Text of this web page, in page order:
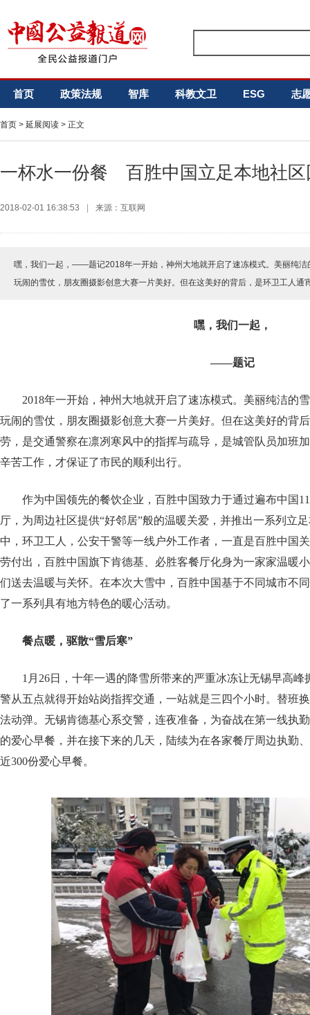
首页 政策法规 智库 科教文卫 ESG 志
首页 > 延展阅读 > 正文
一杯水一份餐 百胜中国立足本地社区
2018-02-01 16:38:53 来源：互联网
嘿，我们一起，——题记2018年一开始，神州大地就开启了速冻模式。美丽纯洁
玩闹的雪仗，朋友圈摄影创意大赛一片美好。但在这美好的背后，是环卫工人通
嘿，我们一起，
——题记
2018年一开始，神州大地就开启了速冻模式。美丽纯洁的
玩闹的雪仗，朋友圈摄影创意大赛一片美好。但在这美好的背
劳，是交通警察在凛冽寒风中的指挥与疏导，是城管队员加班
辛苦工作，才保证了市民的顺利出行。
作为中国领先的餐饮企业，百胜中国致力于通过遍布中国
厅，为周边社区提供“好邻居”般的温暖关爱，并推出一系列立
中，环卫工人，公安干警等一线户外工作者，一直是百胜中国
劳付出，百胜中国旗下肯德基、必胜客餐厅化身为一家家温暖
们送去温暖与关怀。在本次大雪中，百胜中国基于不同城市不
了一系列具有地方特色的暖心活动。
餐点暖，驱散“雪后寒”
1月26日，十年一遇的降雪所带来的严重冰冻让无锡早高
警从五点就得开始站岗指挥交通，一站就是三四个小时。替班
法动弹。无锡肯德基心系交警，连夜准备，为奋战在第一线执
的爱心早餐，并在接下来的几天，陆续为在各家餐厅周边执勤
近300份爱心早餐。